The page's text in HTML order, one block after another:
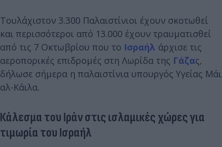
Τουλάχιστον 3.300 Παλαιστίνιοι έχουν σκοτωθεί
και περισσότεροι από 13.000 έχουν τραυματισθεί
από τις 7 Οκτωβρίου που το Ισραήλ άρχισε τις
αεροπορικές επιδρομές στη Λωρίδα της Γάζας,
δήλωσε σήμερα η παλαιστίνια υπουργός Υγείας Μάι
αλ-Κάιλα.
Κάλεσμα του Ιράν στις ισλαμικές χώρες για
τιμωρία του Ισραήλ